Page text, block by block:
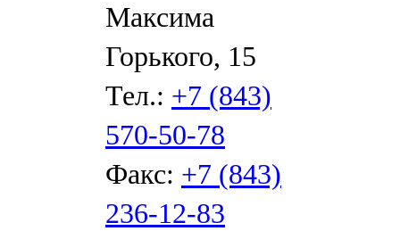
Максима
Горького, 15
Тел.: +7 (843)
570-50-78
Факс: +7 (843)
236-12-83